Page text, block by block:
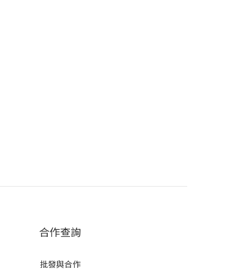
合作查詢
批發與合作